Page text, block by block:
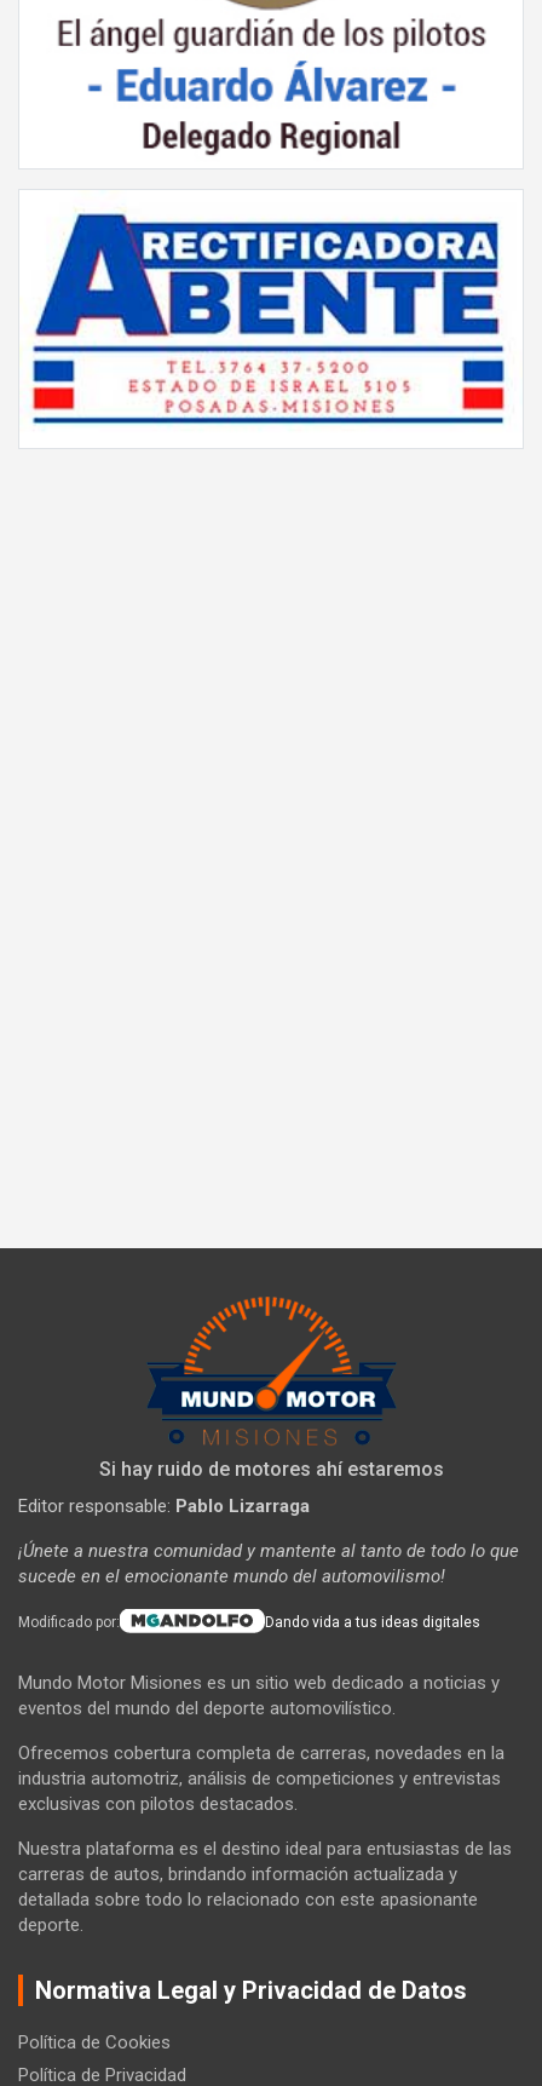
Si hay ruido de motores ahí estaremos
Editor responsable: Pablo Lizarraga
¡Únete a nuestra comunidad y mantente al tanto de todo lo que
sucede en el emocionante mundo del automovilismo!
Modificado por: Dando vida a tus ideas digitales
Mundo Motor Misiones es un sitio web dedicado a noticias y
eventos del mundo del deporte automovilístico.
Ofrecemos cobertura completa de carreras, novedades en la
industria automotriz, análisis de competiciones y entrevistas
exclusivas con pilotos destacados.
Nuestra plataforma es el destino ideal para entusiastas de las
carreras de autos, brindando información actualizada y
detallada sobre todo lo relacionado con este apasionante
deporte.
Normativa Legal y Privacidad de Datos
Política de Cookies
Política de Privacidad